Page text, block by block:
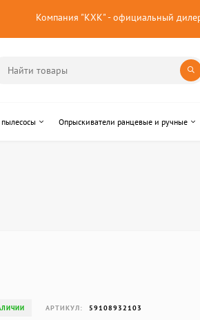
Компания "КХК" - официальный
Опрыскиватели ранцевые и ручные
АРТИКУЛ: 59108932103